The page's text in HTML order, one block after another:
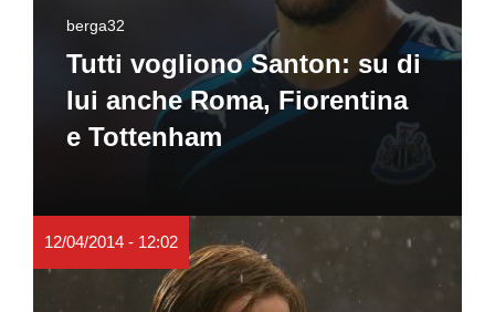
berga32
Tutti vogliono Santon: su di
lui anche Roma, Fiorentina
e Tottenham
12/04/2014 - 12:02